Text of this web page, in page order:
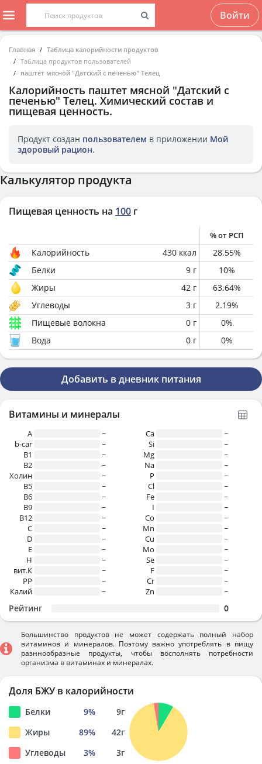
Войти
Главная
Таблица калорийности продуктов
Таблица продуктов пользователей
паштет мясной "Датский с печенью" Телец
Калорийность паштет мясной "Датский с
печенью" Телец. Химический состав и
пищевая ценность.
Продукт создан пользователем в приложении Мой
здоровый рацион.
Калькулятор продукта
Пищевая ценность на 100 г
% от РСП
Калорийность 430 ккал 28.55%
Белки
9 г 10%
Жиры
42 г 63.64%
Углеводы
3 г 2.19%
Пищевые волокна
0 г 0%
Вода
0 г 0%
Добавить в дневник питания
Витамины и минералы
A
~
b-car
~
В1
~
B2
~
Холин
~
B5
~
B6
~
B9
~
B12
~
C
~
D
~
E
~
H
~
вит.К
~
PP
~
Калий
~
Ca
~
Si
~
Mg
~
Na
~
P
~
Cl
~
Fe
~
I
~
Co
~
Mn
~
Cu
~
Mo
~
Se
~
F
~
Cr
~
Zn
~
Рейтинг 0
Большинство продуктов не может содержать полный набор
витаминов и минералов. Поэтому важно употреблять в пищу
разннообразные продукты, чтобы восполнять потребности
организма в витаминах и минералах.
Доля БЖУ в калорийности
Белки 9% 9г
Жиры
89% 42г
Углеводы
3% 3г